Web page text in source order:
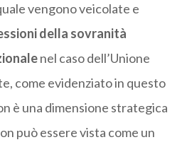
vengono veicolate e
della sovranità
nel caso dell’Unione
come evidenziato in questo
è una dimensione strategica
può essere vista come un